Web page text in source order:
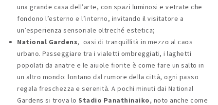
una grande casa dell’arte, con spazi luminosi e vetrate che
fondono l’esterno e l’interno, invitando il visitatore a
un’esperienza sensoriale oltreché estetica;
National Gardens, oasi di tranquillità in mezzo al caos
urbano. Passeggiare tra i vialetti ombreggiati, i laghetti
popolati da anatre e le aiuole fiorite è come fare un salto in
un altro mondo: lontano dal rumore della città, ogni passo
regala freschezza e serenità. A pochi minuti dai National
Gardens si trova lo Stadio Panathinaiko, noto anche come